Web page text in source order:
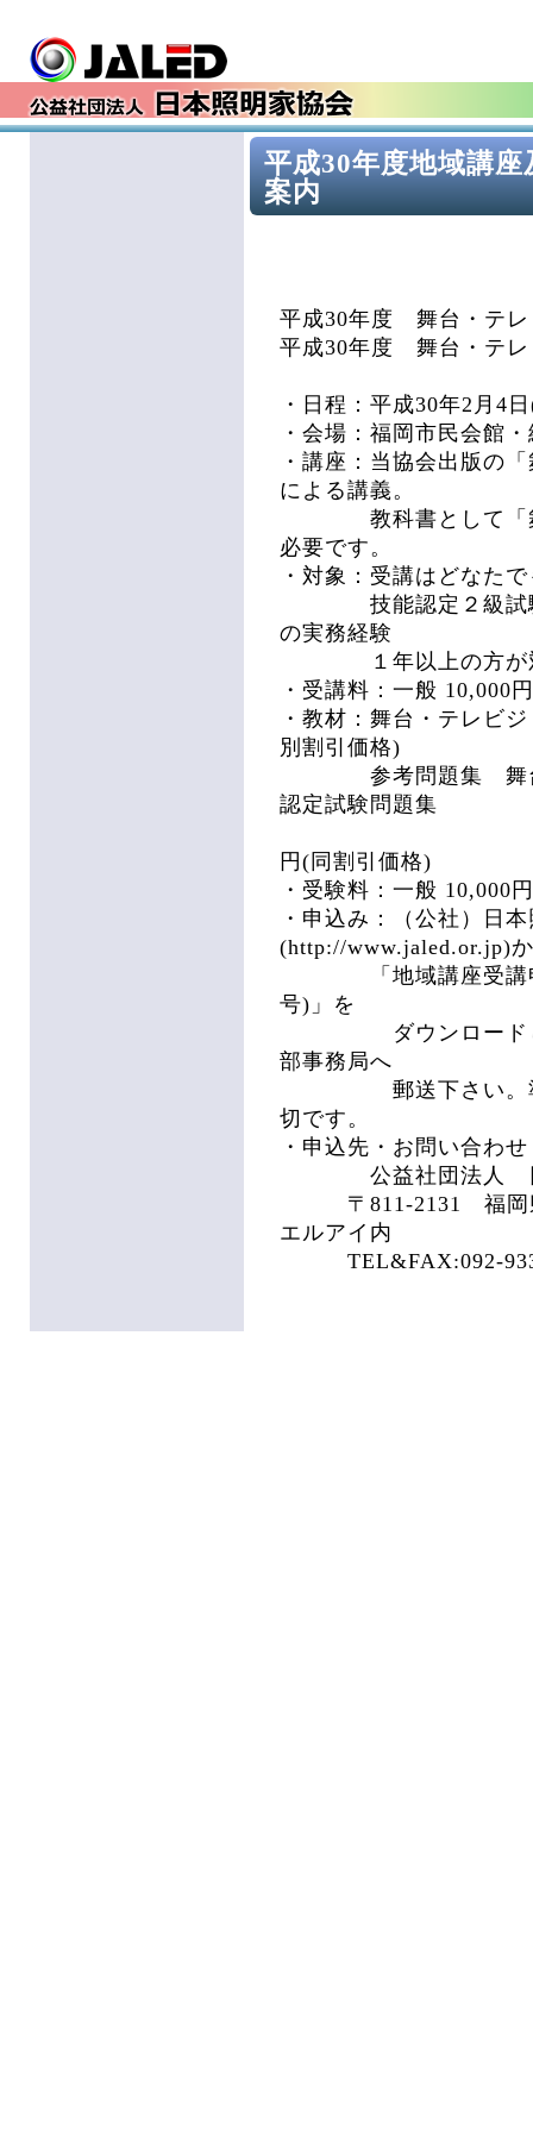
平成30年度地域講
案内
平成30年度 舞台・テ
平成30年度 舞台・テ
・日程：平成30年2月4
・会場：福岡市民会館
・講座：当協会出版の
による講義。
教科書として「舞台
必要です。
・対象：受講はどなた
技能認定２級試験は
の実務経験
１年以上の方が対
・受講料：一般 10,000
・教材：舞台・テレビ
別割引価格)
参考問題集 舞台・
認定試験問題集
円(同割引価格)
・受験料：一般 10,000
・申込み：（公社）日
(http://www.jaled.or.jp)
「地域講座受講申
号)」を
ダウンロードして
部事務局へ
郵送下さい。準備
切です。
・申込先・お問い合わせ
公益社団法人 日
〒811-2131 福岡県
エルアイ内
TEL&FAX:092-933-